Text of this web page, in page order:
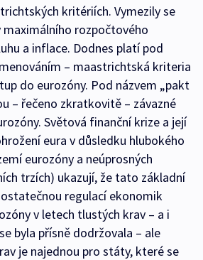
kritériích. Vymezily se
rozpočtového
a inflace. Dodnes platí pod
– maastrichtská kriteria
do eurozóny. Pod názvem „pakt
– řečeno zkratkovitě – závazné
Světová finanční krize a její
eura v důsledku hlubokého
eurozóny a neúprosných
trzích) ukazují, že tato základní
regulací ekonomik
v letech tlustých krav – a i
byla přísně dodržovala – ale
je najednou pro státy, které se